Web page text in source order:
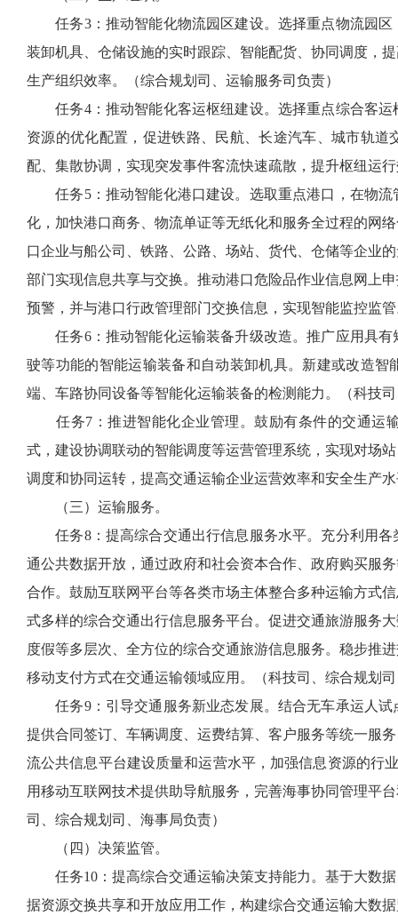
任务3：推动智能化物流园区建设。选择重点物流园区
装卸机具、仓储设施的实时跟踪、智能配货、协同调度，
生产组织效率。（综合规划司、运输服务司负责）
任务4：推动智能化客运枢纽建设。选择重点综合客运
资源的优化配置，促进铁路、民航、长途汽车、城市轨
配、集散协调，实现突发事件客流快速疏散，提升枢纽运
任务5：推动智能化港口建设。选取重点港口，在物流
化，加快港口商务、物流单证等无纸化和服务全过程的网
口企业与船公司、铁路、公路、场站、货代、仓储等企业
部门实现信息共享与交换。推动港口危险品作业信息网上
预警，并与港口行政管理部门交换信息，实现智能监控监
任务6：推动智能化运输装备升级改造。推广应用具有
驶等功能的智能运输装备和自动装卸机具。新建或改造
端、车路协同设备等智能化运输装备的检测能力。（科技
任务7：推进智能化企业管理。鼓励有条件的交通运
式，建设协调联动的智能调度等运营管理系统，实现对场
调度和协同运转，提高交通运输企业运营效率和安全生产
（三）运输服务。
任务8：提高综合交通出行信息服务水平。充分利用各
通公共数据开放，通过政府和社会资本合作、政府购买服
合作。鼓励互联网平台等各类市场主体整合多种运输方式
式多样的综合交通出行信息服务平台。促进交通旅游服务
度假等多层次、全方位的综合交通旅游信息服务。稳步推
移动支付方式在交通运输领域应用。（科技司、综合规划
任务9：引导交通服务新业态发展。结合无车承运人试
提供合同签订、车辆调度、运费结算、客户服务等统一服
流公共信息平台建设质量和运营水平，加强信息资源的行
用移动互联网技术提供助导航服务，完善海事协同管理平
司、综合规划司、海事局负责）
（四）决策监管。
任务10：提高综合交通运输决策支持能力。基于大数据
据资源交换共享和开放应用工作，构建综合交通运输大数